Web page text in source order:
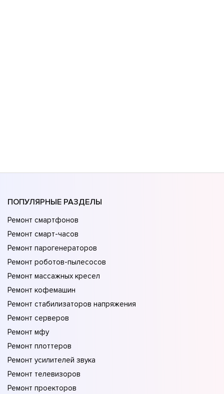
ПОПУЛЯРНЫЕ РАЗДЕЛЫ
Ремонт смартфонов
Ремонт смарт-часов
Ремонт парогенераторов
Ремонт роботов-пылесосов
Ремонт массажных кресел
Ремонт кофемашин
Ремонт стабилизаторов напряжения
Ремонт серверов
Ремонт мфу
Ремонт плоттеров
Ремонт усилителей звука
Ремонт телевизоров
Ремонт проекторов